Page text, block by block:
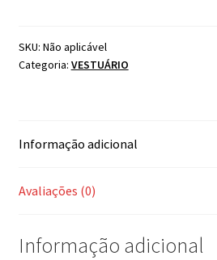
SKU: Não aplicável
Categoria: VESTUÁRIO
Informação adicional
Avaliações (0)
Informação adicional